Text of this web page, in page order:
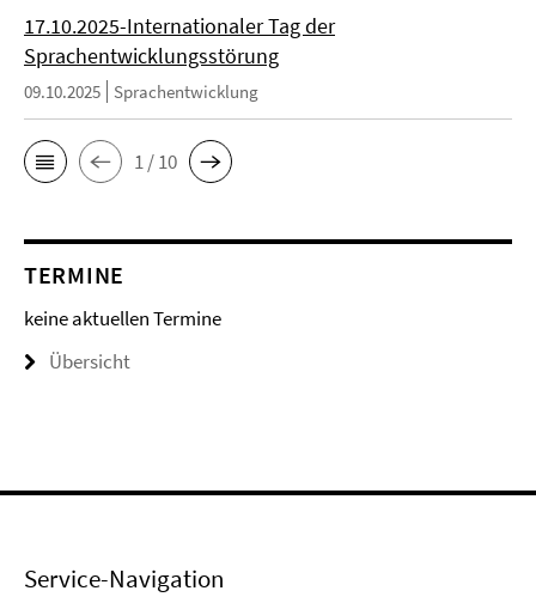
17.10.2025-Internationaler Tag der
Sprachentwicklungsstörung
09.10.2025 Sprachentwicklung
1 / 10
TERMINE
keine aktuellen Termine
Übersicht
Service-Navigation